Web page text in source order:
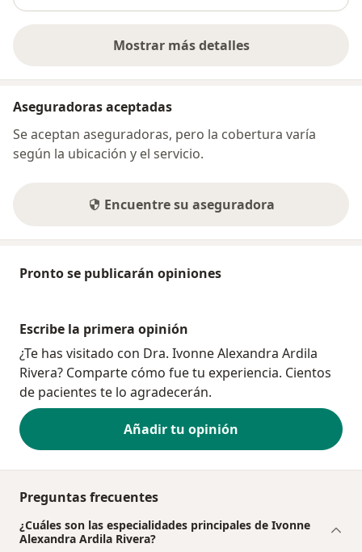
Mostrar más detalles
sobre la dirección
Aseguradoras aceptadas
Se aceptan aseguradoras, pero la cobertura varía
según la ubicación y el servicio.
Encuentre su aseguradora
Pronto se publicarán opiniones
Escribe la primera opinión
¿Te has visitado con Dra. Ivonne Alexandra Ardila
Rivera? Comparte cómo fue tu experiencia. Cientos
de pacientes te lo agradecerán.
Añadir tu opinión
Preguntas frecuentes
¿Cuáles son las especialidades principales de Ivonne
Alexandra Ardila Rivera?